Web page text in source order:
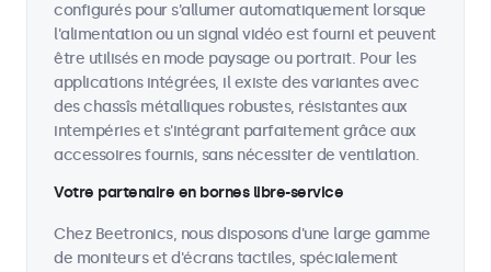
configurés pour s'allumer automatiquement lorsque
l'alimentation ou un signal vidéo est fourni et peuvent
être utilisés en mode paysage ou portrait. Pour les
applications intégrées, il existe des variantes avec
des chassîs métalliques robustes, résistantes aux
intempéries et s'intégrant parfaitement grâce aux
accessoires fournis, sans nécessiter de ventilation.
Votre partenaire en bornes libre-service
Chez Beetronics, nous disposons d'une large gamme
de moniteurs et d'écrans tactiles, spécialement